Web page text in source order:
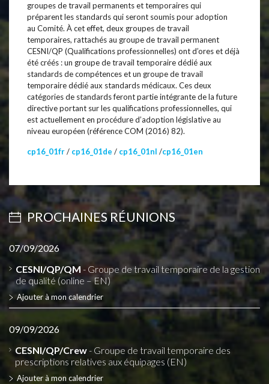
groupes de travail permanents et temporaires qui
préparent les standards qui seront soumis pour adoption
au Comité. À cet effet, deux groupes de travail
temporaires, rattachés au groupe de travail permanent
CESNI/QP (Qualifications professionnelles) ont d’ores et déjà
été créés : un groupe de travail temporaire dédié aux
standards de compétences et un groupe de travail
temporaire dédié aux standards médicaux. Ces deux
catégories de standards feront partie intégrante de la future
directive portant sur les qualifications professionnelles, qui
est actuellement en procédure d’adoption législative au
niveau européen (référence COM (2016) 82).
cp16_01fr/ cp16_01de / cp16_01nl /cp16_01en
PROCHAINES RÉUNIONS
07/09/2026
CESNI/QP/QM - Groupe de travail temporaire de la gestion
de qualité (online – EN)
Ajouter à mon calendrier
09/09/2026
CESNI/QP/Crew- Groupe de travail temporaire des
prescriptions relatives aux équipages (EN)
Ajouter à mon calendrier